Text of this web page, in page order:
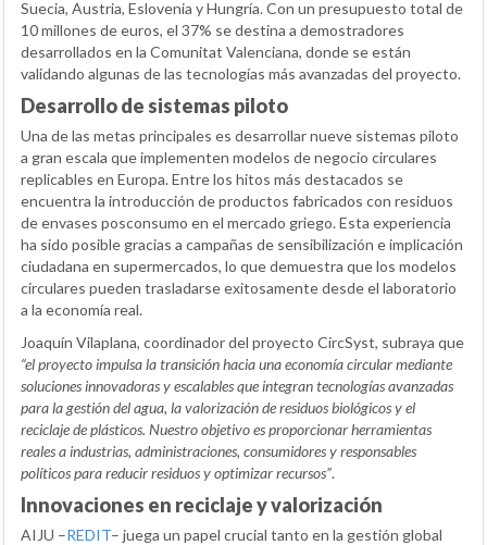
Suecia, Austria, Eslovenia y Hungría. Con un presupuesto total de
10 millones de euros, el 37% se destina a demostradores
desarrollados en la Comunitat Valenciana, donde se están
validando algunas de las tecnologías más avanzadas del proyecto.
Desarrollo de sistemas piloto
Una de las metas principales es desarrollar nueve sistemas piloto
a gran escala que implementen modelos de negocio circulares
replicables en Europa. Entre los hitos más destacados se
encuentra la introducción de productos fabricados con residuos
de envases posconsumo en el mercado griego. Esta experiencia
ha sido posible gracias a campañas de sensibilización e implicación
ciudadana en supermercados, lo que demuestra que los modelos
circulares pueden trasladarse exitosamente desde el laboratorio
a la economía real.
Joaquín Vilaplana, coordinador del proyecto CircSyst, subraya que
“el proyecto impulsa la transición hacia una economía circular mediante
soluciones innovadoras y escalables que integran tecnologías avanzadas
para la gestión del agua, la valorización de residuos biológicos y el
reciclaje de plásticos. Nuestro objetivo es proporcionar herramientas
reales a industrias, administraciones, consumidores y responsables
políticos para reducir residuos y optimizar recursos”.
Innovaciones en reciclaje y valorización
AIJU –REDIT– juega un papel crucial tanto en la gestión global